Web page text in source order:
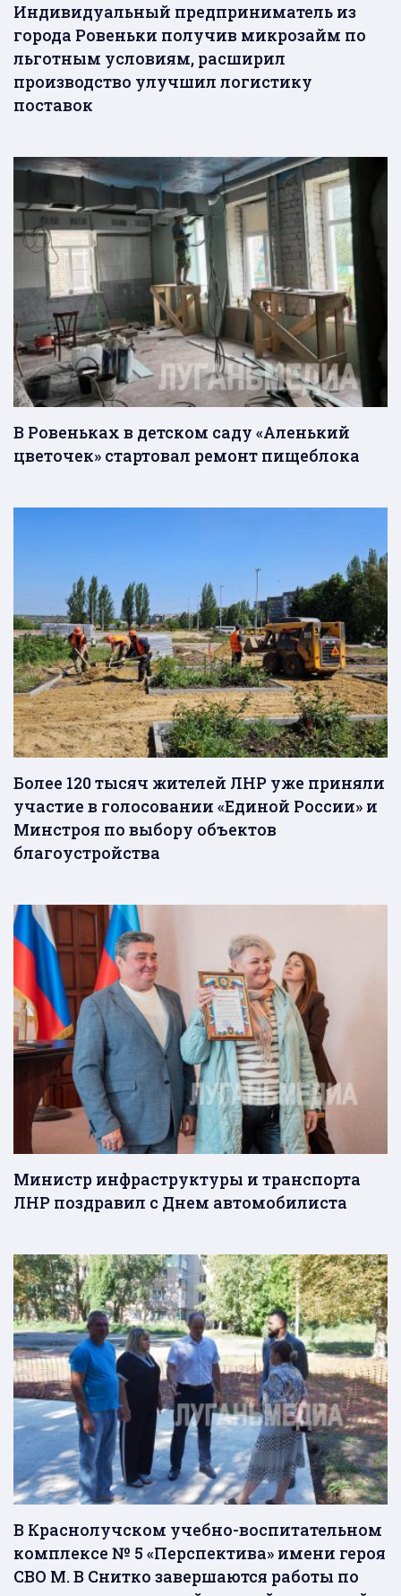
Индивидуальный предприниматель из
города Ровеньки получив микрозайм по
льготным условиям, расширил
производство улучшил логистику
поставок
В Ровеньках в детском саду «Аленький
цветочек» стартовал ремонт пищеблока
Более 120 тысяч жителей ЛНР уже приняли
участие в голосовании «Единой России» и
Минстроя по выбору объектов
благоустройства
Министр инфраструктуры и транспорта
ЛНР поздравил с Днем автомобилиста
В Краснолучском учебно-воспитательном
комплексе № 5 «Перспектива» имени героя
СВО М. В Снитко завершаются работы по